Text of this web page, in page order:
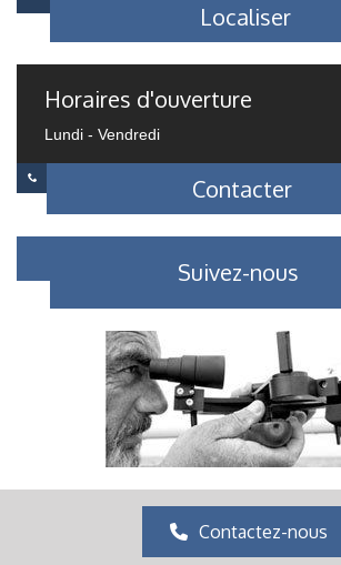
Localiser
Horaires d'ouverture
Lundi - Vendredi
Contacter
Suivez-nous
Contactez-nous